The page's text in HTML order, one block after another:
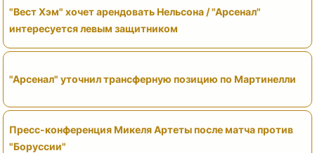
"Вест Хэм" хочет арендовать Нельсона / "Арсенал"
интересуется левым защитником
"Арсенал" уточнил трансферную позицию по Мартинелли
Пресс-конференция Микеля Артеты после матча против
"Боруссии"